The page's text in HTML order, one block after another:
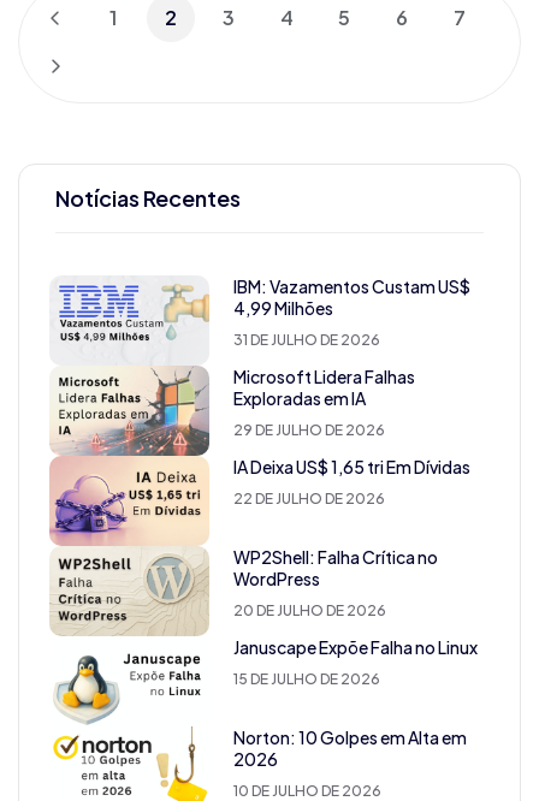
1 2 3 4 5 6 7
Notícias Recentes
IBM: Vazamentos Custam US$
4,99 Milhões
31 DE JULHO DE 2026
Microsoft Lidera Falhas
Exploradas em IA
29 DE JULHO DE 2026
IA Deixa US$ 1,65 tri Em Dívidas
22 DE JULHO DE 2026
WP2Shell: Falha Crítica no
WordPress
20 DE JULHO DE 2026
Januscape Expõe Falha no Linux
15 DE JULHO DE 2026
Norton: 10 Golpes em Alta em
2026
10 DE JULHO DE 2026